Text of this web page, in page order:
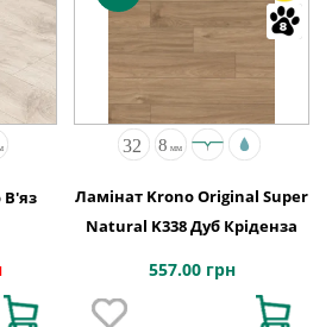
В'яз
Ламінат Krono Original Super
Natural K338 Дуб Кріденза
557.00 грн